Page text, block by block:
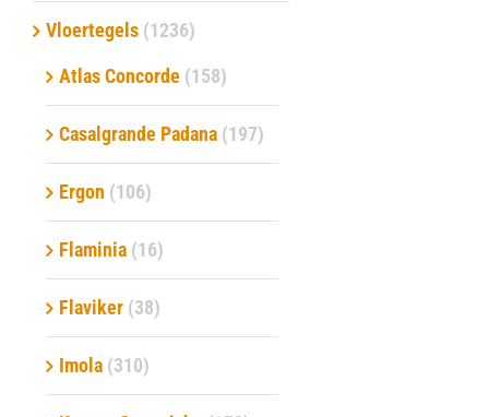
Verwerkingsmaterialen
Over ons
Contact
Vloertegels (1236)
Atlas Concorde (158)
Casalgrande Padana (197)
Ergon (106)
Flaminia (16)
Flaviker (38)
Imola (310)